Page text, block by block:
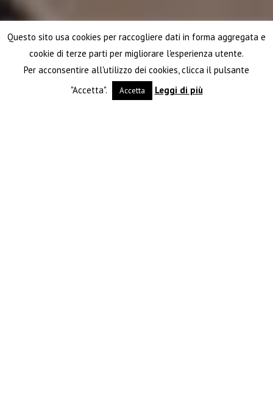
Questo sito usa cookies per raccogliere dati in forma aggregata e
cookie di terze parti per migliorare l'esperienza utente.
Per acconsentire all'utilizzo dei cookies, clicca il pulsante
"Accetta".
Accetta Leggi di più